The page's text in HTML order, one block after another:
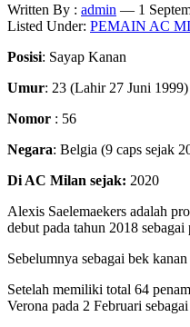
Written By : admin — 1
Listed Under: PEMAIN AC
Posisi: Sayap Kanan
Umur: 23 (Lahir 27 Juni 1999)
Nomor : 56
Negara: Belgia (9 caps sejak
Di AC Milan sejak: 2020
Alexis Saelemaekers adalah
debut pada tahun 2018
Sebelumnya sebagai bek
Setelah memiliki total 64
Verona pada 2 Februari